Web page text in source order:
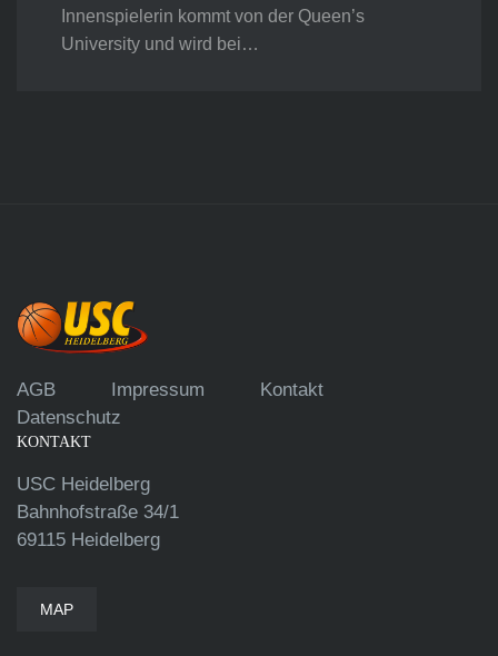
Innenspielerin kommt von der Queen’s
University und wird bei…
AGB Impressum
Kontakt
Datenschutz
KONTAKT
USC Heidelberg
Bahnhofstraße 34/1
69115 Heidelberg
MAP